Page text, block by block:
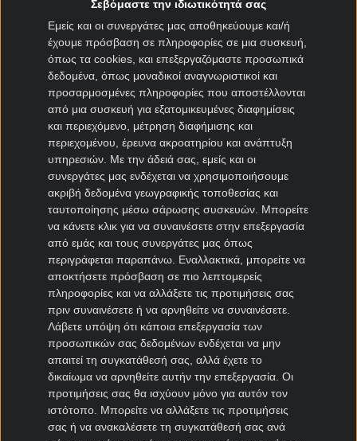
Σεβόμαστε την ιδιωτικότητά σας
Εμείς και οι συνεργάτες μας αποθηκεύουμε και/ή
έχουμε πρόσβαση σε πληροφορίες σε μια συσκευή,
όπως τα cookies, και επεξεργαζόμαστε προσωπικά
δεδομένα, όπως μοναδικοί αναγνωριστικοί και
προσαρμοσμένες πληροφορίες που αποστέλλονται
από μια συσκευή για εξατομικευμένες διαφημίσεις
και περιεχόμενο, μέτρηση διαφήμισης και
περιεχομένου, έρευνα ακροατηρίου και ανάπτυξη
υπηρεσιών. Με την άδειά σας, εμείς και οι
συνεργάτες μας ενδέχεται να χρησιμοποιήσουμε
ακριβή δεδομένα γεωγραφικής τοποθεσίας και
ταυτοποίησης μέσω σάρωσης συσκευών. Μπορείτε
να κάνετε κλικ για να συναινέσετε στην επεξεργασία
από εμάς και τους συνεργάτες μας όπως
περιγράφεται παραπάνω. Εναλλακτικά, μπορείτε να
αποκτήσετε πρόσβαση σε πιο λεπτομερείς
πληροφορίες και να αλλάξετε τις προτιμήσεις σας
πριν συναινέσετε ή να αρνηθείτε να συναινέσετε.
Λάβετε υπόψη ότι κάποια επεξεργασία των
προσωπικών σας δεδομένων ενδέχεται να μην
απαιτεί τη συγκατάθεσή σας, αλλά έχετε το
δικαίωμα να αρνηθείτε αυτήν την επεξεργασία. Οι
προτιμήσεις σας θα ισχύουν μόνο για αυτόν τον
ιστότοπο. Μπορείτε να αλλάξετε τις προτιμήσεις
σας ή να ανακαλέσετε τη συγκατάθεσή σας ανά
Μπολόνια μεταγραφές
Μεταγραφές Bundesliga
Μπάγερν μεταγραφές
Ντόρτμουντ μεταγραφές
Αμβούργο μεταγραφές
Λεβερκούζεν μεταγραφές
Άιντραχτ Φρανκφούρτης μεταγραφές
Μεταγραφές Γαλλία
Παρί Σεν Ζερμέν μεταγραφές
Μονακό μεταγραφές
Μαρσέιγ μεταγραφές
Λυών μεταγραφές
Μεταγραφές Super League 2
Ηρακλής μεταγραφές
ΠΑΣ Γιάννινα μεταγραφές
Πανιώνιος μεταγραφές